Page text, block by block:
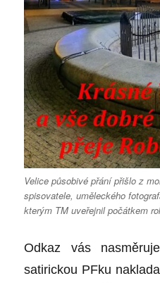
Velice působivé přání přišlo z
spisovatele, uměleckého
kterým TM uveřejnil počátkem
Odkaz vás
satirickou PFku